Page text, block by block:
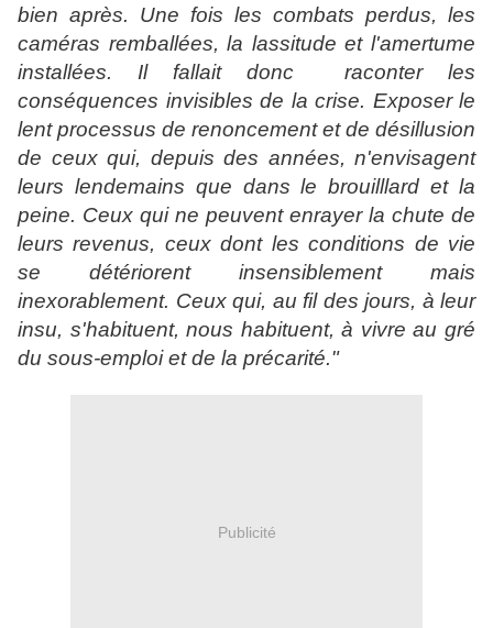
bien après. Une fois les combats perdus, les
caméras remballées, la lassitude et l'amertume
installées. Il fallait donc raconter les
conséquences invisibles de la crise. Exposer le
lent processus de renoncement et de désillusion
de ceux qui, depuis des années, n'envisagent
leurs lendemains que dans le brouilllard et la
peine. Ceux qui ne peuvent enrayer la chute de
leurs revenus, ceux dont les conditions de vie
se détériorent insensiblement mais
inexorablement. Ceux qui, au fil des jours, à leur
insu, s'habituent, nous habituent, à vivre au gré
du sous-emploi et de la précarité."
Publicité